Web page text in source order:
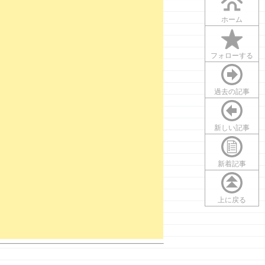
ホーム
フォローする
過去の記事
新しい記事
新着記事
上に戻る